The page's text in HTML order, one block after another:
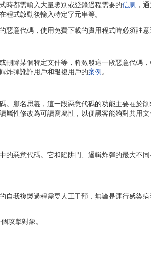
時都需輸入大量鑒別或登錄過程需要的信息 ，
式啟動後輸入特定字元串等。
意代碼，使用免費下載的實用程式時必須註意
除某個特定文件等，將激發這一段惡意代碼
炸彈訛詐用戶和報複用戶的案例 。
顧名思義，這一段惡意代碼的功能主要在於削
屬性修改為可讀寫屬性，以便黑客能夠對共用
惡意代碼。它和陷阱門、邏輯炸彈的最大不同
我複製過程需要人工干預，無論是運行感染
攻擊對象。